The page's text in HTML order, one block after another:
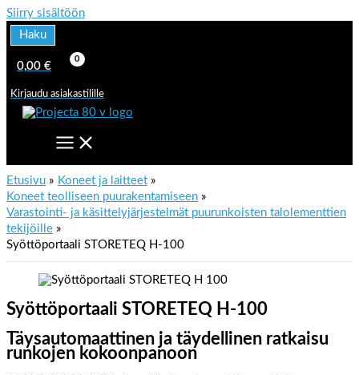
Siirry sisältöön
Haku
0,00 €
Kirjaudu asiakastilille
Etusivu
Koneet ja laitteet
Koneet teolliseen puurakentamiseen
Varastointi- ja käsittelyjärjestelmät puurunkoisten talolementtien
tekijöille
Syöttöportaali STORETEQ H-100
Syöttöportaali STORETEQ H-100
Täysautomaattinen ja täydellinen ratkaisu
runkojen kokoonpanoon